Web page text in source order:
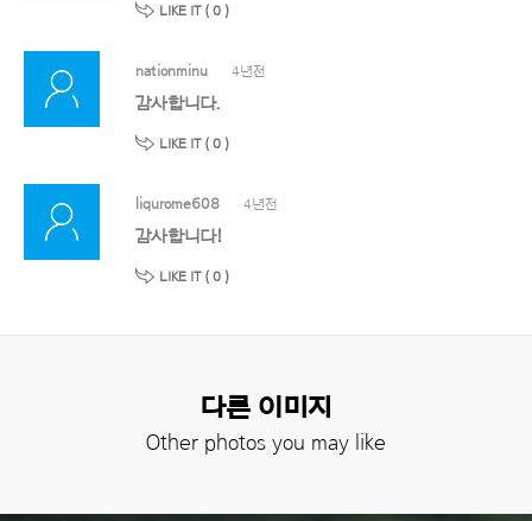
LIKE IT ( 0 )
nationminu 4년전
감사합니다.
LIKE IT ( 0 )
liqurome608 4년전
감사합니다!
LIKE IT ( 0 )
다른 이미지
Other photos you may like